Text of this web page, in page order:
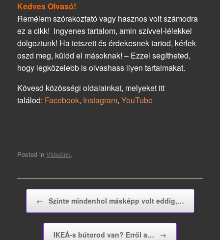
Kedves Olvasó!
Remélem szórakoztató vagy hasznos volt számodra
ez a cikk! Ingyenes tartalom, amin szívvel-lélekkel
dolgoztunk! Ha tetszett és érdekesnek tartod, kérlek
oszd meg, küldd el másoknak! – Ezzel segítheted,
hogy legközelebb is olvashass ilyen tartalmakat.
Kövesd közösségi oldalainkat, melyeket itt
találod: Facebook, Instagram, YouTube
Posted in Videóink.
← Szinte mindenhol másképp volt eddig,…
IKEÁ-s bútorod van? Erről a… →